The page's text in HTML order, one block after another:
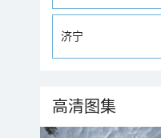
济宁
高清图集